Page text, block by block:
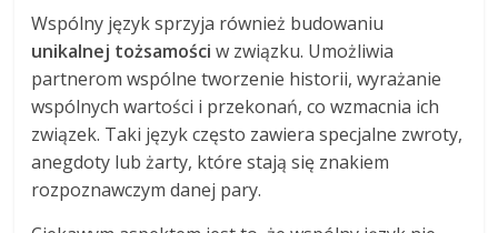
Wspólny język sprzyja również budowaniu
unikalnej tożsamości w związku. Umożliwia
partnerom wspólne tworzenie historii, wyrażanie
wspólnych wartości i przekonań, co wzmacnia ich
związek. Taki język często zawiera specjalne zwroty,
anegdoty lub żarty, które stają się znakiem
rozpoznawczym danej pary.